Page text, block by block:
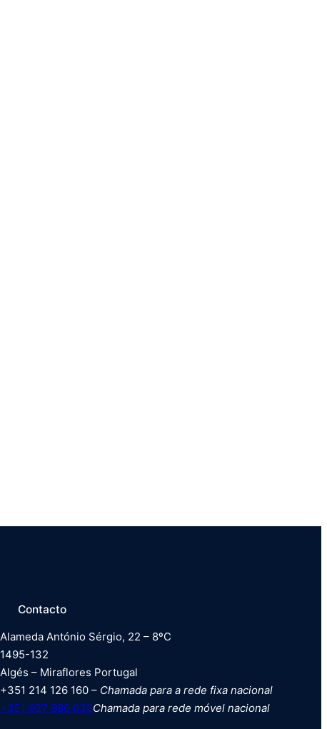
Contacto
Alameda António Sérgio, 22 – 8ºC
1495-132
Algés – Miraflores Portugal
+351 214 126 160 – Chamada para a rede fixa nacional
+351 927 986 632Chamada para rede móvel nacional